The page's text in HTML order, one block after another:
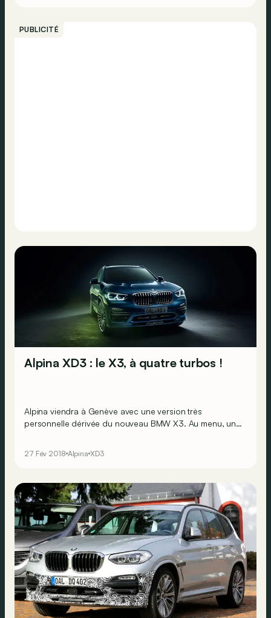
PUBLICITÉ
Alpina XD3 : le X3, à quatre turbos !
Alpina viendra à Genève avec une version très
personnelle dérivée du nouveau BMW X3. Au menu, un
27 Fév 2018 Alpina XD3